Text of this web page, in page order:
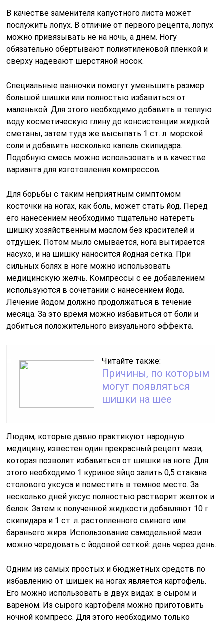
В качестве заменителя капустного листа может
послужить лопух. В отличие от первого рецепта, лопух
можно привязывать не на ночь, а днем. Ногу
обязательно обертывают полиэтиленовой пленкой и
сверху надевают шерстяной носок.
Специальные ванночки помогут уменьшить размер
большой шишки или полностью избавиться от
маленькой. Для этого необходимо добавить в теплую
воду косметическую глину до консистенции жидкой
сметаны, затем туда же высыпать 1 ст. л. морской
соли и добавить несколько капель скипидара.
Подобную смесь можно использовать и в качестве
варианта для изготовления компрессов.
Для борьбы с таким неприятным симптомом
косточки на ногах, как боль, может стать йод. Перед
его нанесением необходимо тщательно натереть
шишку хозяйственным маслом без красителей и
отдушек. Потом мыло смывается, нога вытирается
насухо, и на шишку наносится йодная сетка. При
сильных болях в ноге можно использовать
медицинскую желчь. Компрессы с ее добавлением
используются в сочетании с нанесением йода.
Лечение йодом должно продолжаться в течение
месяца. За это время можно избавиться от боли и
добиться положительного визуального эффекта.
Читайте также:
Причины, по которым
могут появляться
шишки на шее
Людям, которые давно практикуют народную
медицину, известен один прекрасный рецепт мази,
которая позволит избавиться от шишки на ноге. Для
этого необходимо 1 куриное яйцо залить 0,5 стакана
столового уксуса и поместить в темное место. За
несколько дней уксус полностью растворит желток и
белок. Затем к полученной жидкости добавляют 10 г
скипидара и 1 ст. л. растопленного свиного или
бараньего жира. Использование самодельной мази
можно чередовать с йодовой сеткой: день через день.
Одним из самых простых и бюджетных средств по
избавлению от шишек на ногах является картофель.
Его можно использовать в двух видах: в сыром и
вареном. Из сырого картофеля можно приготовить
ночной компресс. Для этого необходимо только